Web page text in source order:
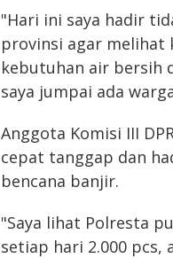
"Hari ini saya hadir
provinsi agar melihat
kebutuhan air bersih
saya jumpai ada
Anggota Komisi III
cepat tanggap dan
bencana banjir.
"Saya lihat Polresta
setiap hari 2.000 pcs,